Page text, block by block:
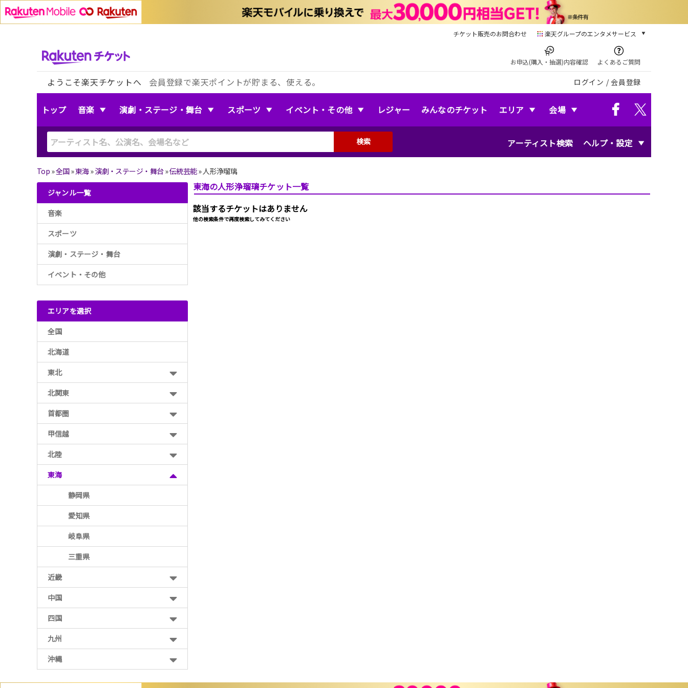
チケット販売のお問合わせ 楽天グループのエンタメサービス
本/ゲーム/CD/DVD
楽天ブックス
電子書籍
楽天Kobo
音楽配信
動画配信ガイド
お申込(購入・抽選)内容確認 よくあるご質問
ようこそ楽天チケットへ 会員登録で楽天ポイントが貯まる、使える。 ログイン / 会員登録
トップ 音楽 演劇・ステージ・舞台 スポーツ イベント・その他 レジャー みんなのチケット エリア 会場
アーティスト検索 ヘルプ・設定
検索
Top »全国»東海»演劇・ステージ・舞台»伝統芸能» 人形浄瑠璃
ジャンル一覧
音楽
スポーツ
演劇・ステージ・舞台
イベント・その他
エリアを選択
全国
北海道
東北
北関東
首都圏
甲信越
北陸
東海
静岡県
愛知県
岐阜県
三重県
近畿
中国
四国
九州
沖縄
東海の人形浄瑠璃チケット一覧
該当するチケットはありません
他の検索条件で再度検索してみてください